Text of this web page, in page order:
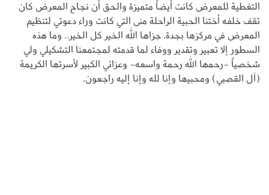
التغطية للمعرض كانت أيضاً متميزة والحق أن نجاح المعرض كان
تقف خلفه أختنا الحبية الراحلة منى التي كانت وراء دعوتي لتنظيم
المعرض في مركزها بجدة، جزاها الله الخير كل الخير.. وما هذه
السطور إلا تعبير وتقدير ووفاء لما قدمته لمجتمعنا التشكيلي ولي
شخصياً -رحمها الله رحمة واسعه- وعزائي الكبير لأسرتها الكريمة
(آل القصبي) ومحبيها وإنا لله وإنا إليه راجعون.